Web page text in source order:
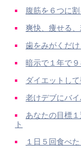
腹筋を６つに
爽快、痩せる
歯をみがくだ
暗示で１年で
ダイエットし
老けデブにバ
あなたの目標
ト
１日５回食べ